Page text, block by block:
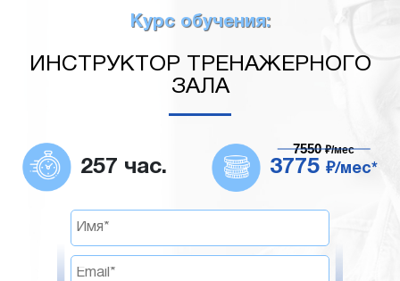
Курс обучения:
ИНСТРУКТОР ТРЕНАЖЕРНОГО
ЗАЛА
257 час. 3775 ₽/мес*
7550₽/мес